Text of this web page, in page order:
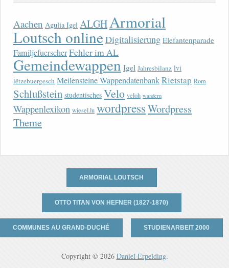
Aachen Agulia Igel ALGHArmorial
Loutsch onlineDigitalisierung Elefantenparade
FamiljefuerscherFehler im AL
Gemeindewappen Igel Jahresbilanz lvi
lëtzebuergesch Meilensteine WappendatenbankRietstap Rom
Schlußstein studentisches Velo veloh wandern
Wappenlexikon wiesel.lu wordpressWordpress
Theme
ARMORIAL LOUTSCH
OTTO TITAN VON HEFNER (1827-1870)
COMMUNES AU GRAND-DUCHÉ STUDIENARBEIT 2000
Copyright © 2026 Daniel Erpelding.